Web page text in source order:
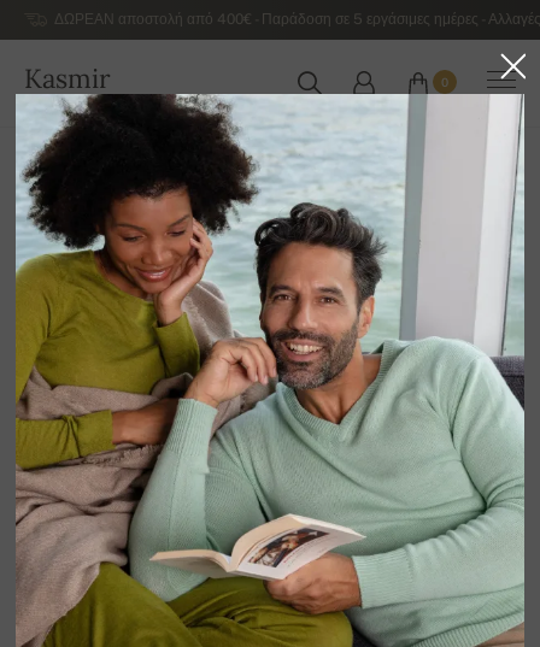
ΔΩΡΕΑΝ αποστολή από 400€ - Παράδοση σε 5 εργάσιμες ημέρες -
Kasmir
ΕΛΛΆΔΑ
0
Αρχική
Γυναικεία κασμιρένια πουλόβερ πολυτελείας
Γυναικεία πουλόβερ από αλπακά